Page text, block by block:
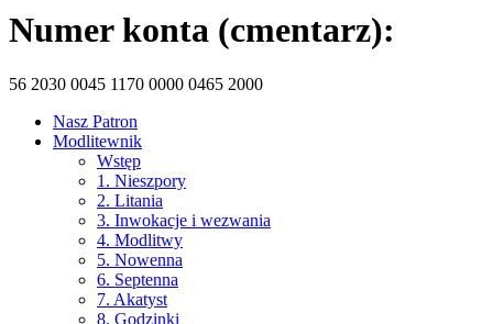
Numer konta (cmentarz):
56 2030 0045 1170 0000 0465 2000
Nasz Patron
Modlitewnik
Wstęp
1. Nieszpory
2. Litania
3. Inwokacje i wezwania
4. Modlitwy
5. Nowenna
6. Septenna
7. Akatyst
8. Godzinki